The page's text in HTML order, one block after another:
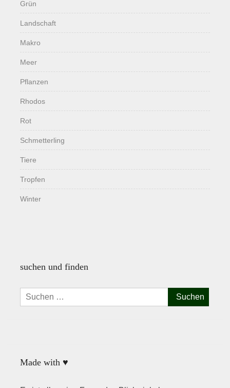
Grün
Landschaft
Makro
Meer
Pflanzen
Rhodos
Rot
Schmetterling
Tiere
Tropfen
Winter
suchen und finden
Suchen
nach:
Made with ♥